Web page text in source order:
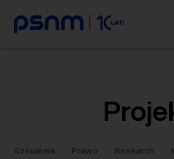
Szkolenia Prawo Research